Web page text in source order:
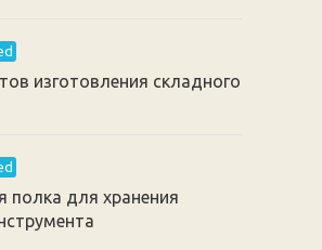
изготовления складного
полка для хранения